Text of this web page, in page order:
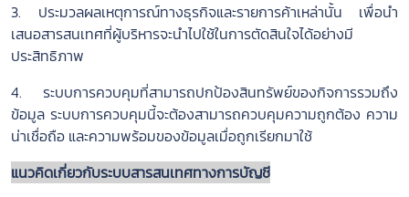
3. ประมวลผลเหตุการณ์ทางธุรกิจและรายการค้าเหล่านั้น เพื่อนำ
เสนอสารสนเทศที่ผู้บริหารจะนำไปใช้ในการตัดสินใจได้อย่างมี
ประสิทธิภาพ
4. ระบบการควบคุมที่สามารถปกป้องสินทรัพย์ของกิจการรวมถึง
ข้อมูล ระบบการควบคุมนี้จะต้องสามารถควบคุมความถูกต้อง ความ
น่าเชื่อถือ และความพร้อมของข้อมูลเมื่อถูกเรียกมาใช้
แนวคิดเกี่ยวกับระบบสารสนเทศทางการบัญชี